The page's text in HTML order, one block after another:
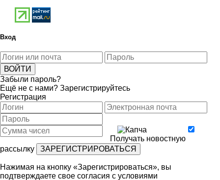
Вход
Забыли пароль?
Ещё не с нами? Зарегистрируйтесь
Регистрация
Получать новостную
рассылку
Нажимая на кнопку «Зарегистрироваться», вы
подтверждаете свое согласия с условиями